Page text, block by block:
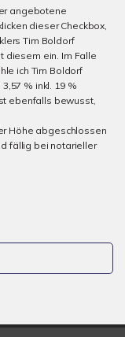
angebotene
dieser Checkbox,
Tim Boldorf
diesem ein. Im Falle
ich Tim Boldorf
% inkl. 19 %
ebenfalls bewusst,
Höhe abgeschlossen
fällig bei notarieller